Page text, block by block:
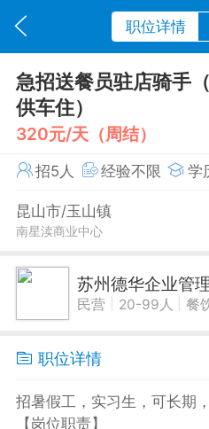
职位详情
急招送餐员驻店骑手
供车住）
320元/天（周结）
招5人 经验不限 学
昆山市/玉山镇
南星渎商业中心
苏州德华企业管
民营 20-99人 餐
职位详情
招暑假工，实习生，可长期
【岗位职责】